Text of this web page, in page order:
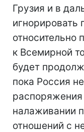
Грузия и в
игнорировать
относительно
к Всемирной
будет
пока Россия
налаживании
отношений с